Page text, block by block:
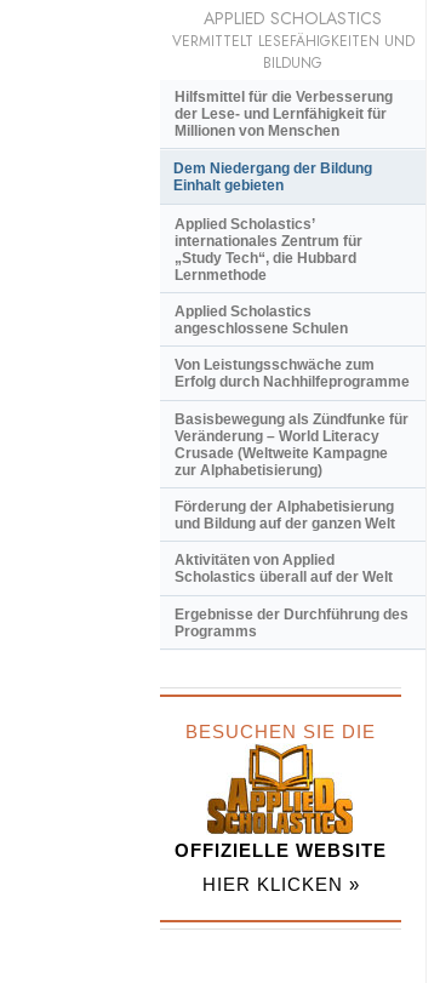
APPLIED SCHOLASTICS
VERMITTELT LESEFÄHIGKEITEN UND
BILDUNG
Hilfsmittel für die Verbesserung
der Lese- und Lernfähigkeit für
Millionen von Menschen
Dem Niedergang der Bildung
Einhalt gebieten
Applied Scholastics’
internationales Zentrum für
„Study Tech“, die Hubbard
Lernmethode
Applied Scholastics
angeschlossene Schulen
Von Leistungsschwäche zum
Erfolg durch Nachhilfeprogramme
Basisbewegung als Zündfunke für
Veränderung – World Literacy
Crusade (Weltweite Kampagne
zur Alphabetisierung)
Förderung der Alphabetisierung
und Bildung auf der ganzen Welt
Aktivitäten von Applied
Scholastics überall auf der Welt
Ergebnisse der Durchführung des
Programms
BESUCHEN SIE DIE
OFFIZIELLE WEBSITE
HIER KLICKEN »